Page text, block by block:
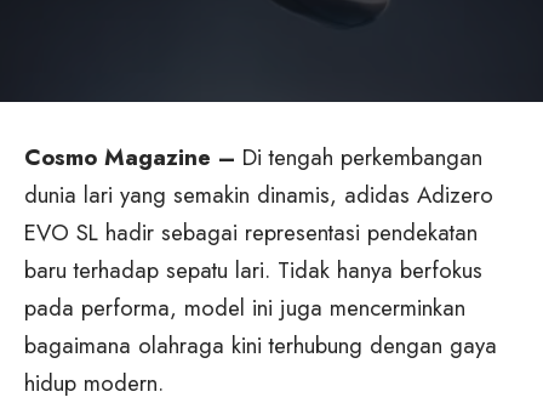
Cosmo Magazine – Di tengah perkembangan
dunia lari yang semakin dinamis, adidas Adizero
EVO SL hadir sebagai representasi pendekatan
baru terhadap sepatu lari. Tidak hanya berfokus
pada performa, model ini juga mencerminkan
bagaimana olahraga kini terhubung dengan gaya
hidup modern.